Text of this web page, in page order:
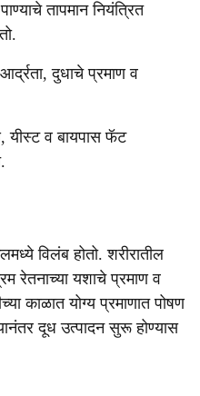
तापमान नियंत्रित
दुधाचे प्रमाण व
यीस्ट व बायपास फॅट
विलंब होतो. शरीरातील
रेतनाच्या यशाचे प्रमाण व
काळात योग्य प्रमाणात पोषण
दूध उत्पादन सुरू होण्यास